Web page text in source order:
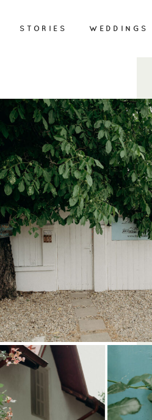
STORIES WEDDINGS